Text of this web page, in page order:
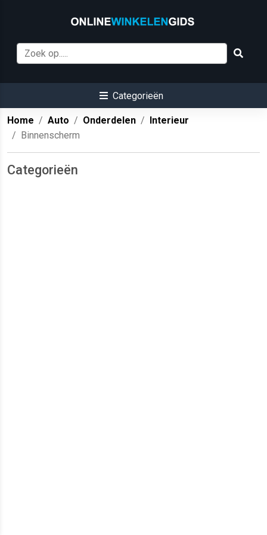
Categorieën
Home Auto Onderdelen
Interieur
Binnenscherm
Categorieën